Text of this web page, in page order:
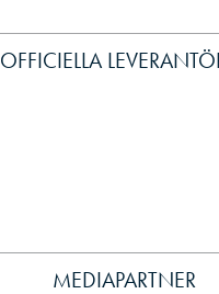
OFFICIELLA
MEDIAPARTNER